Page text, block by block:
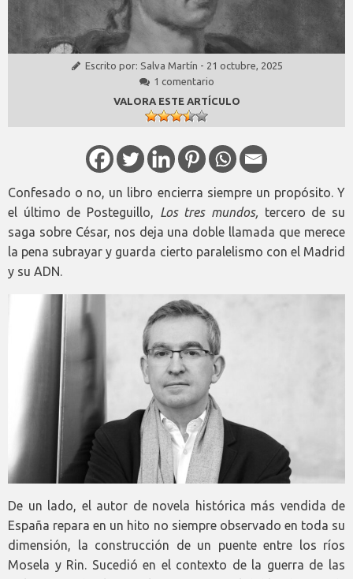
Escrito por: Salva Martín - 21 octubre, 2025
1 comentario
VALORA ESTE ARTÍCULO
Confesado o no, un libro encierra siempre un propósito. Y
el último de Posteguillo, Los tres mundos, tercero de su
saga sobre César, nos deja una doble llamada que merece
la pena subrayar y guarda cierto paralelismo con el Madrid
y su ADN.
De un lado, el autor de novela histórica más vendida de
España repara en un hito no siempre observado en toda su
dimensión, la construcción de un puente entre los ríos
Mosela y Rin. Sucedió en el contexto de la guerra de las